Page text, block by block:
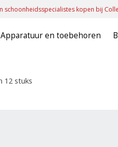
schoonheidsspecialistes kopen bij
Apparatuur en toebehoren
12 stuks